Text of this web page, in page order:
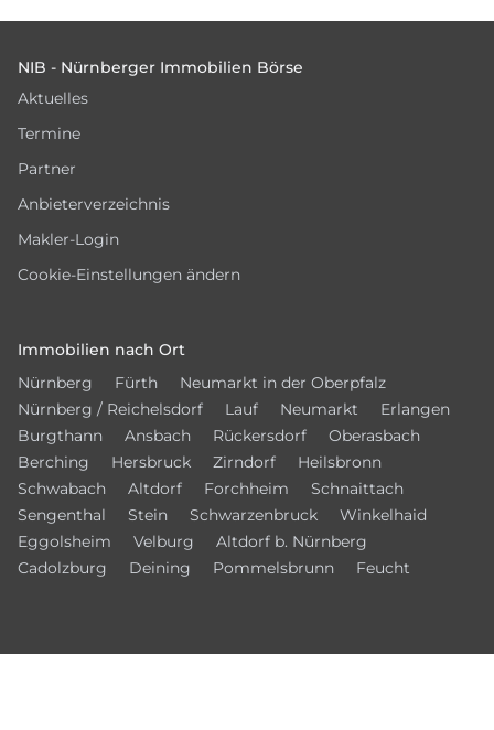
NIB - Nürnberger Immobilien Börse
Aktuelles
Termine
Partner
Anbieterverzeichnis
Makler-Login
Cookie-Einstellungen ändern
Immobilien nach Ort
Nürnberg
Fürth
Neumarkt in der Oberpfalz
Nürnberg / Reichelsdorf
Lauf Neumarkt
Erlangen
Burgthann
Ansbach Rückersdorf
Oberasbach
Berching
Hersbruck Zirndorf
Heilsbronn
Schwabach
Altdorf Forchheim
Schnaittach
Sengenthal
Stein Schwarzenbruck
Winkelhaid
Eggolsheim
Velburg
Altdorf b. Nürnberg
Cadolzburg
Deining Pommelsbrunn Feucht